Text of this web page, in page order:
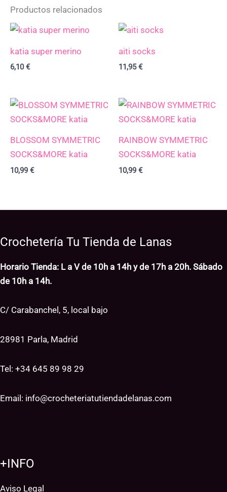
Productos relacionados
katia super merino
6,10€
aiti socks
11,95€
BLOSSOM SYMMETRIC
SOCKS&MORE katia
10,99 €
RAINBOW SYMMETRIC
SOCKS&MORE katia
10,99 €
Crochetería Tu Tienda de Lanas
Horario Tienda: L a V de 10h a 14h y de 17h a 20h. Sábado
de 10h a 14h.
C/ Carabanchel, 5, local bajo
28981 Parla, Madrid
Tel: +34 645 89 98 29
Email: info@crocheteriatutiendadelanas.com
+INFO
Aviso Legal